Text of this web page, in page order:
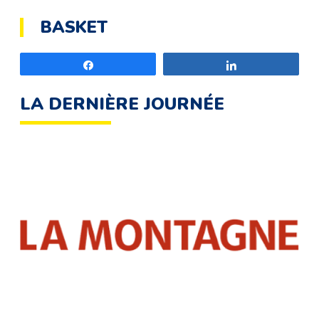
BASKET
LA DERNIÈRE JOURNÉE